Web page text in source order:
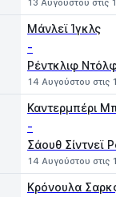
13 Αυγούστου στις
Μάνλεϊ Ίγκλς
-
Ρέντκλιφ
14 Αυγούστου στις
Καντερμπέρι
-
Σάουθ Σίντνεϊ
14 Αυγούστου στις
Κρόνουλα